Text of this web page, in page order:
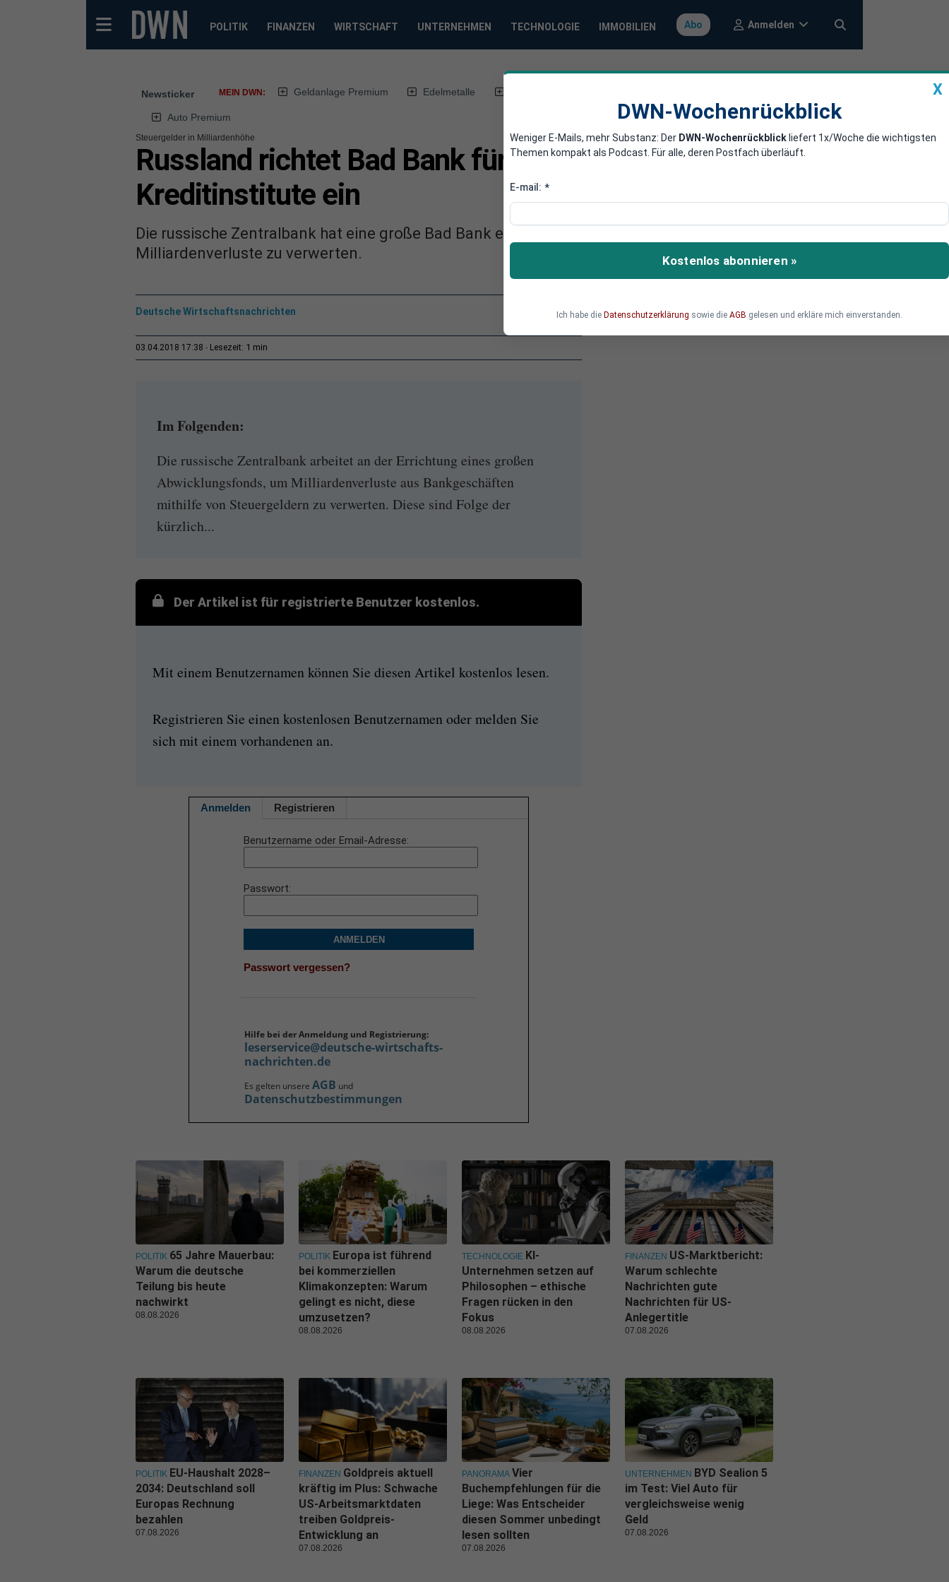
POLITIK FINANZEN WIRTSCHAFT UNTERNEHMEN TECHNOLOGIE IMMOBILIEN Abo Anmelden
Newsticker MEIN DWN: Geldanlage Premium Edelmetalle
Auto Premium
Steuergelder in Milliardenhöhe
Russland richtet Bad Bank für insolvente
Kreditinstitute ein
Die russische Zentralbank hat eine große Bad Bank eingerichtet, um durch Banken verursachte
Milliardenverluste zu verwerten.
Deutsche Wirtschaftsnachrichten
03.04.2018 17:38 Lesezeit: 1 min
Im Folgenden:
Die russische Zentralbank arbeitet an der Errichtung eines großen
Abwicklungsfonds, um Milliardenverluste aus Bankgeschäften
mithilfe von Steuergeldern zu verwerten. Diese sind Folge der
kürzlich...
Der Artikel ist für registrierte Benutzer kostenlos.
Mit einem Benutzernamen können Sie diesen Artikel kostenlos lesen.
Registrieren Sie einen kostenlosen Benutzernamen oder melden Sie
sich mit einem vorhandenen an.
Anmelden Registrieren
Benutzername oder Email-Adresse
Passwort
ANMELDEN
Passwort vergessen?
Hilfe bei der Anmeldung und Registrierung:
leserservice@deutsche-wirtschafts-
nachrichten.de
Es gelten unsere AGB und
Datenschutzbestimmungen
X
DWN-Wochenrückblick
Weniger E-Mails, mehr Substanz: Der DWN-Wochenrückblick liefert 1x/Woche die wichtigsten
Themen kompakt als Podcast. Für alle, deren Postfach überläuft.
E-mail: *
Kostenlos abonnieren »
Ich habe die Datenschutzerklärung sowie die AGB gelesen und erkläre mich einverstanden.
POLITIK 65 Jahre Mauerbau:
Warum die deutsche
Teilung bis heute
nachwirkt
08.08.2026
POLITIK Europa ist führend
bei kommerziellen
Klimakonzepten: Warum
gelingt es nicht, diese
umzusetzen?
08.08.2026
TECHNOLOGIE KI-
Unternehmen setzen auf
Philosophen – ethische
Fragen rücken in den
Fokus
08.08.2026
FINANZEN US-Marktbericht:
Warum schlechte
Nachrichten gute
Nachrichten für US-
Anlegertitle
07.08.2026
POLITIK EU-Haushalt 2028–
2034: Deutschland soll
Europas Rechnung
bezahlen
07.08.2026
FINANZEN Goldpreis aktuell
kräftig im Plus: Schwache
US-Arbeitsmarktdaten
treiben Goldpreis-
Entwicklung an
07.08.2026
PANORAMA Vier
Buchempfehlungen für die
Liege: Was Entscheider
diesen Sommer unbedingt
lesen sollten
07.08.2026
UNTERNEHMEN BYD Sealion 5
im Test: Viel Auto für
vergleichsweise wenig
Geld
07.08.2026